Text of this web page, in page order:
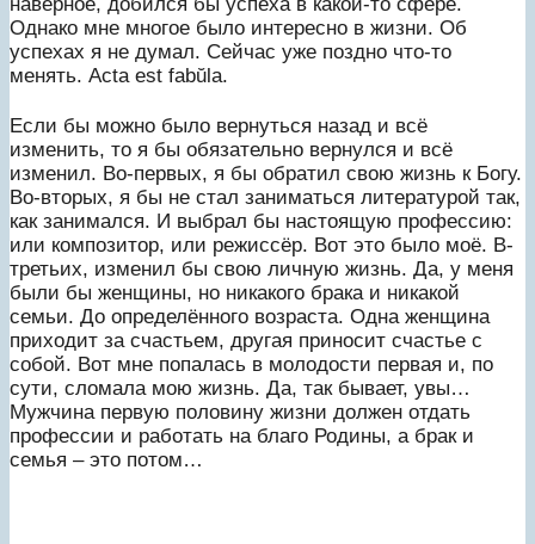
Однако мне многое было интересно в жизни. Об
успехах я не думал. Сейчас уже поздно что-то
менять. Acta est fabŭla.
Если бы можно было вернуться назад и всё
изменить, то я бы обязательно вернулся и всё
изменил. Во-первых, я бы обратил свою жизнь к Богу.
Во-вторых, я бы не стал заниматься литературой так,
как занимался. И выбрал бы настоящую профессию:
или композитор, или режиссёр. Вот это было моё. В-
третьих, изменил бы свою личную жизнь. Да, у меня
были бы женщины, но никакого брака и никакой
семьи. До определённого возраста. Одна женщина
приходит за счастьем, другая приносит счастье с
собой. Вот мне попалась в молодости первая и, по
сути, сломала мою жизнь. Да, так бывает, увы…
Мужчина первую половину жизни должен отдать
профессии и работать на благо Родины, а брак и
семья – это потом…